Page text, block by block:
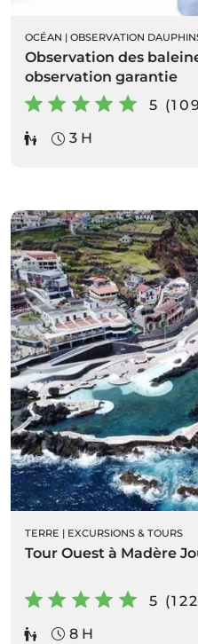
OCÉAN | OBSERVATION
Observation des
observation garantie
5
3 H
TERRE | EXCURSIONS & TOURS
Tour Ouest à Madère
5
8 H